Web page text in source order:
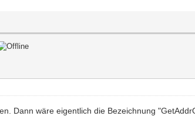
Dann wäre eigentlich die Bezeichnung